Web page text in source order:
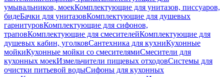
умывальников, моекКомплектующие для унитазов, писсуаров,
бидеБачки для унитазовКомплектующие для душевых
гарнитуровКомплектующие для сифонов,
траповКомплектующие для смесителейКомплектующие для
душевых кабин, уголковСантехника для кухниКухонные
мойкиКухонные мойки со смесителямиСмесители для
кухонных моекИзмельчители пищевых отходовСистемы для
очистки питьевой водыСифоны для кухонных